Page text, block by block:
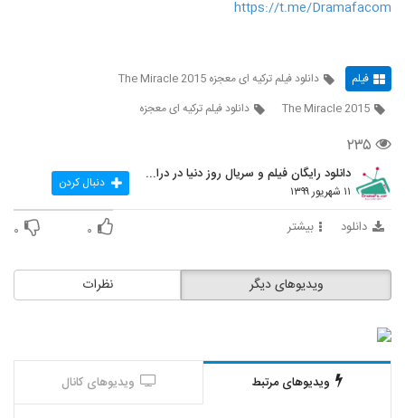
https://t.me/Dramafacom
فیلم
دانلود فیلم ترکیه ای معجزه The Miracle 2015
The Miracle 2015
دانلود فیلم ترکیه ای معجزه
۲۳۵
دانلود رایگان فیلم و سریال روز دنیا در درامافا
۱۱ شهریور ۱۳۹۹ دنبال کردن
دانلود بیشتر ۰ ۰
نظرات ویدیوهای دیگر
ویدیوهای مرتبط ویدیوهای کانال